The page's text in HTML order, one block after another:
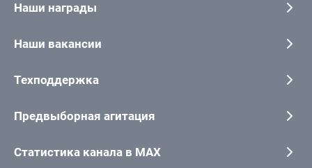
Наши награды
Наши вакансии
Техподдержка
Предвыборная агитация
Статистика канала в MAX